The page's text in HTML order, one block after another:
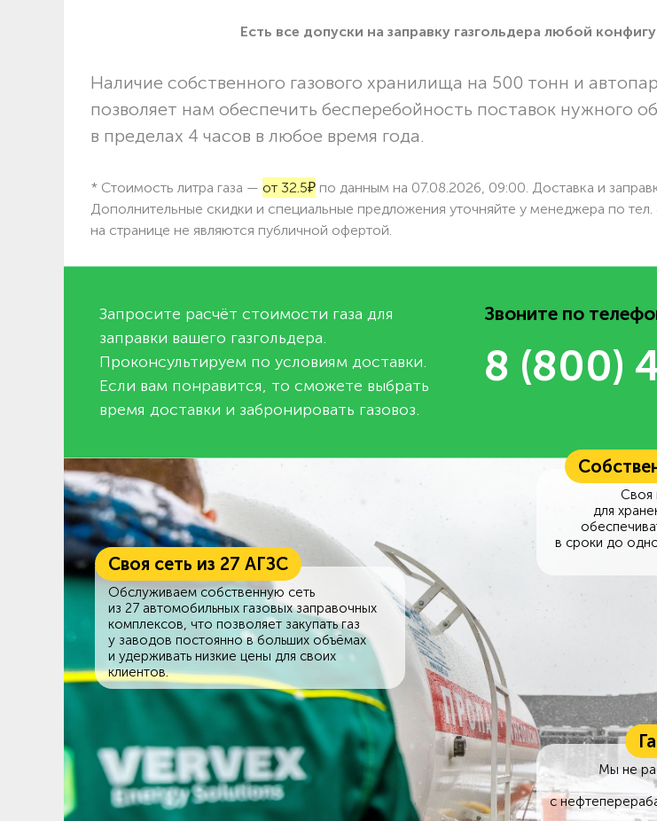
Есть все допуски нa заправку газгольдера любой
Наличие собственного газового хранилища на 500 тонн и
позволяет нам обеспечить бесперебойность поставок нужного
в пределах 4 часов в любое время года.
* Стоимость литра газа — от 32.5₽ по данным на 07.08.2026, 09:00. Доставка и
Дополнительные скидки и специальные предложения уточняйте у менеджера по тел.
на странице не являются публичной офертой.
Запросите расчёт стоимости газа для
заправки вашего газгольдера.
Проконсультируем по условиям доставки.
Если вам понравится, то сможете выбрать
время доставки и забронировать газовоз.
Звоните по
8 (800)
Своя
для
в сроки до
Своя сеть из 27 АГЗС
Обслуживаем собственную сеть
из 27 автомобильных газовых заправочных
комплексов, что позволяет закупать газ
у заводов постоянно в больших объёмах
и удерживать низкие цены для своих
клиентов.
Мы не
с